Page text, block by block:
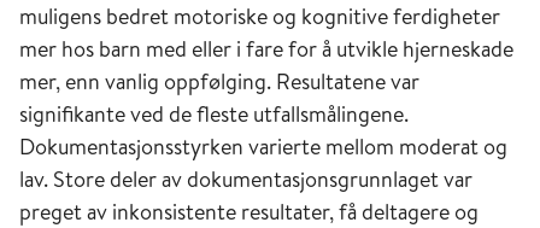
muligens bedret motoriske og kognitive ferdigheter
mer hos barn med eller i fare for å utvikle hjerneskade
mer, enn vanlig oppfølging. Resultatene var
signifikante ved de fleste utfallsmålingene.
Dokumentasjonsstyrken varierte mellom moderat og
lav. Store deler av dokumentasjonsgrunnlaget var
preget av inkonsistente resultater, få deltagere og